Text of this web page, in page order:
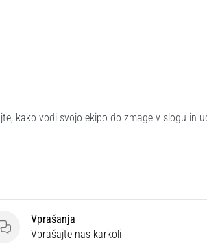
kako vodi svojo ekipo do zmage v slogu in
Vprašanja
Vprašanja
Vprašajte nas karkoli